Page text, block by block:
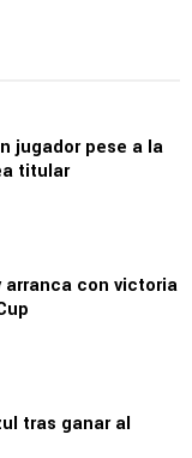
en Cruz
pese a la
titular
con victoria